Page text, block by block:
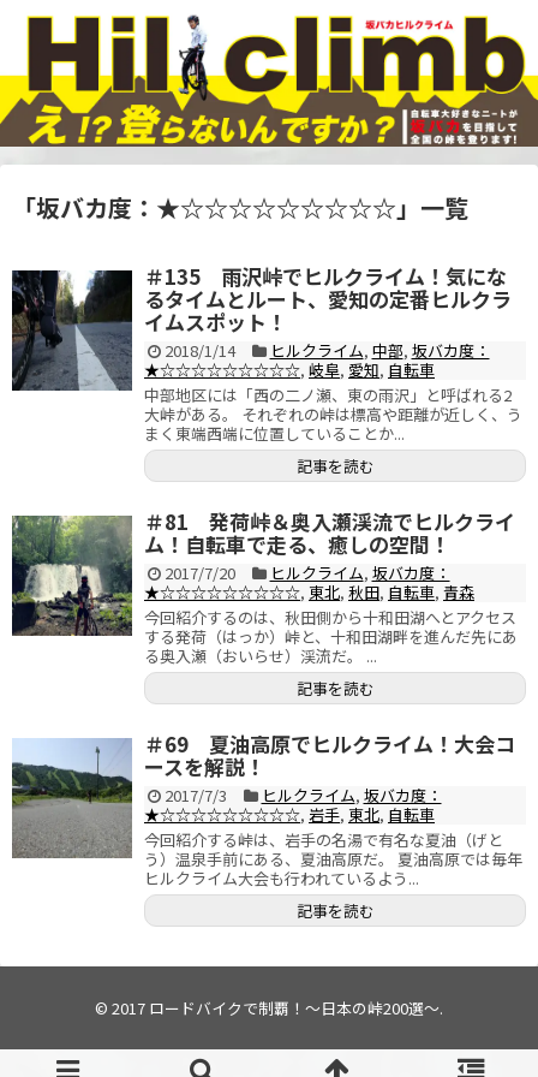
「坂バカ度：★☆☆☆☆☆☆☆☆☆」 一覧
＃135 雨沢峠でヒルクライム！気にな
るタイムとルート、愛知の定番ヒルクラ
イムスポット！
2018/1/14 ヒルクライム, 中部, 坂バカ度：
★☆☆☆☆☆☆☆☆☆, 岐阜, 愛知, 自転車
中部地区には「西の二ノ瀬、東の雨沢」と呼ばれる2
大峠がある。 それぞれの峠は標高や距離が近しく、う
まく東端西端に位置していることか...
記事を読む
＃81 発荷峠＆奥入瀬渓流でヒルクライ
ム！自転車で走る、癒しの空間！
2017/7/20 ヒルクライム, 坂バカ度：
★☆☆☆☆☆☆☆☆☆, 東北, 秋田, 自転車, 青森
今回紹介するのは、秋田側から十和田湖へとアクセス
する発荷（はっか）峠と、十和田湖畔を進んだ先にあ
る奥入瀬（おいらせ）渓流だ。 ...
記事を読む
＃69 夏油高原でヒルクライム！大会コ
ースを解説！
2017/7/3 ヒルクライム, 坂バカ度：
★☆☆☆☆☆☆☆☆☆, 岩手, 東北, 自転車
今回紹介する峠は、岩手の名湯で有名な夏油（げと
う）温泉手前にある、夏油高原だ。 夏油高原では毎年
ヒルクライム大会も行われているよう...
記事を読む
© 2017 ロードバイクで制覇！～日本の峠200選～.